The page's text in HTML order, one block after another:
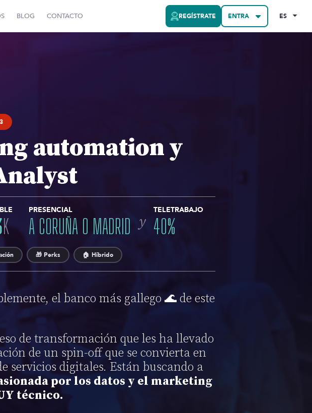
BLOG CONTACTO REGÍSTRATE ENTRA ES
automation y
K
PRESENCIAL
A CORUÑA O MADRID y
TELETRABAJO
40%
🎁 Perks 🏠 Híbrido
el banco más gallego 🌊 de este
de transformación que les ha llevado
de un spin-off que se convierta en
servicios digitales. Están buscando a
por los datos y el marketing
técnico.